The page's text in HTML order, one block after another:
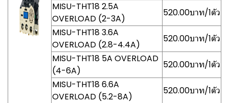
MISU-THT18 2.5A
OVERLOAD (2-3A)
520.00บาท/1ตัว
MISU-THT18 3.6A
OVERLOAD (2.8-4.4A)
520.00บาท/1ตัว
MISU-THT18 5A OVERLOAD
(4-6A)
520.00บาท/1ตัว
MISU-THT18 6.6A
OVERLOAD (5.2-8A)
520.00บาท/1ตัว